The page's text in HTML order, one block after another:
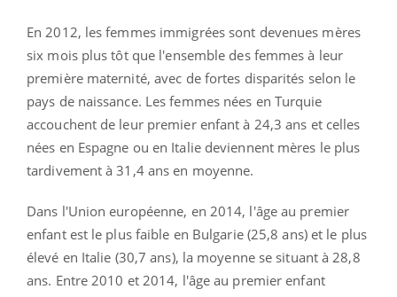
En 2012, les femmes immigrées sont devenues mères
six mois plus tôt que l'ensemble des femmes à leur
première maternité, avec de fortes disparités selon le
pays de naissance. Les femmes nées en Turquie
accouchent de leur premier enfant à 24,3 ans et celles
nées en Espagne ou en Italie deviennent mères le plus
tardivement à 31,4 ans en moyenne.
Dans l'Union européenne, en 2014, l'âge au premier
enfant est le plus faible en Bulgarie (25,8 ans) et le plus
élevé en Italie (30,7 ans), la moyenne se situant à 28,8
ans. Entre 2010 et 2014, l'âge au premier enfant